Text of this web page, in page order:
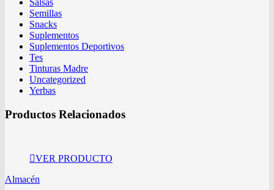
Semillas
Snacks
Suplementos
Suplementos Deportivos
Tes
Tinturas Madre
Uncategorized
Yerbas
Productos Relacionados
VER PRODUCTO
Almacén